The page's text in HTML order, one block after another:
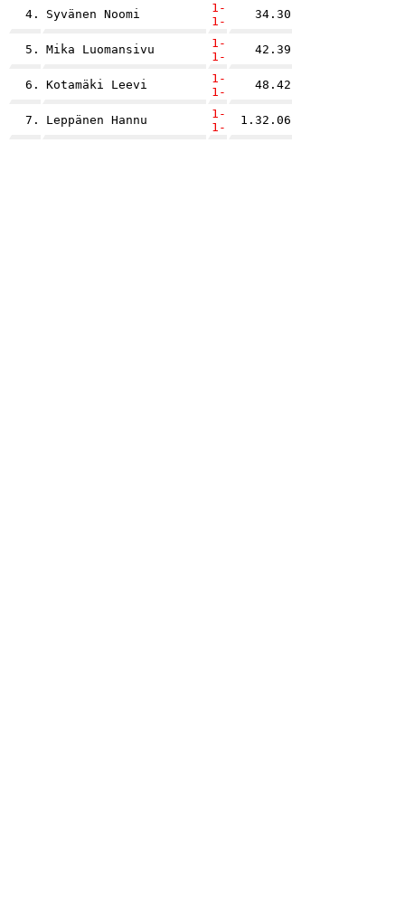
4. Syvänen Noomi
1-
1-
34.30
5. Mika Luomansivu
1-
1-
42.39
6. Kotamäki Leevi
1-
1-
48.42
7. Leppänen Hannu
1-
1-
1.32.06